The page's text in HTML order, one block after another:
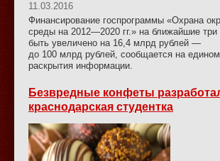
11.03.2016
Финансирование госпрограммы «Охрана
среды на 2012—2020 гг.» на ближайшие три
быть увеличено на 16,4 млрд рублей —
до 100 млрд рублей, сообщается на
раскрытия информации.
Безвредные конфеты
краснодарская студентка